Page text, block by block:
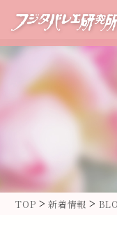
TOP >新着情報 >